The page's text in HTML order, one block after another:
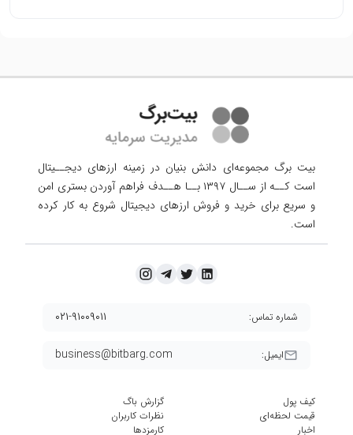
بیت برگ مجموعه‌ای دانش بنیان در زمینه ارزهای دیجــیتال
است کــه از ســال ۱۳۹۷ بــا هــدف فراهم آوردن
بستری امن
و سریع برای خرید و فروش ارزهای دیجیتال شروع به کار کرده
است.
ایمیل: business@bitbarg.com
شماره تماس: ۰۲۱-۹۱۰۰۹۰۱۱
کیف پول
قیمت لحظه‌ای
اخبار
گزارش باگ
نظرات کاربران
کارمزد‌ها